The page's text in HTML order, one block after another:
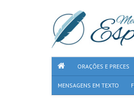
ORAÇÕES E PRECES
MENSAGENS EM TEXTO